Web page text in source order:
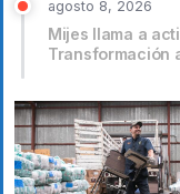
agosto 8, 2026
Mijes llama a
Transformación